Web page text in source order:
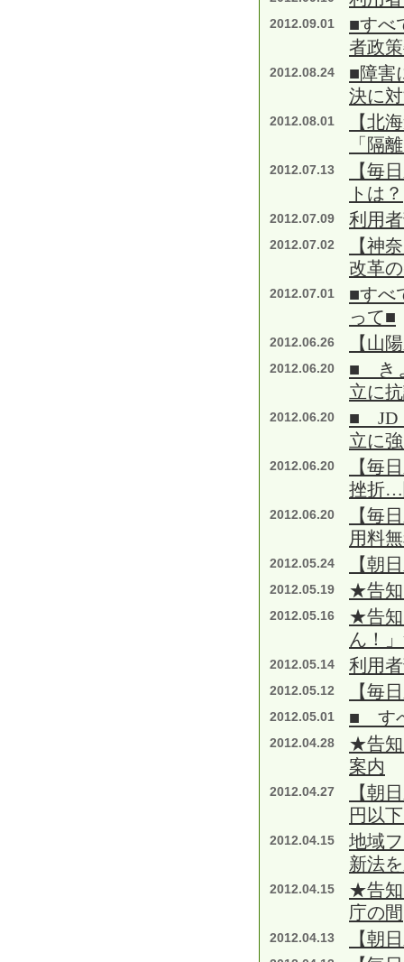
2012.09.01
■すべ
者政
2012.08.24
■障害
決に
2012.08.01
【北
「隔
2012.07.13
【毎
トは？
2012.07.09 利用
2012.07.02
【神
改革
2012.07.01
■すべ
って■
2012.06.26 【山
2012.06.20
■ き
立に
2012.06.20
■ JD
立に
2012.06.20
【毎
挫折…
2012.06.20
【毎
用料
2012.05.24 【朝
2012.05.19 ★告
2012.05.16
★告
ん！
2012.05.14 利用
2012.05.12 【毎
2012.05.01 ■ す
2012.04.28
★告知
案内
2012.04.27
【朝
円以
2012.04.15
地域
新法
2012.04.15
★告
庁の間
2012.04.13 【朝